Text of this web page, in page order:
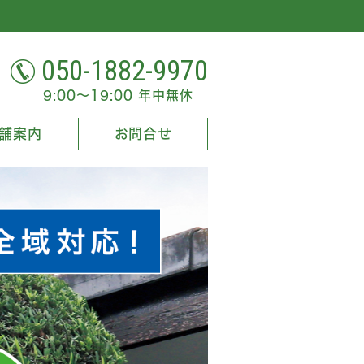
050-1882-9970
9:00～19:00 年中無休
案内 お問合せ